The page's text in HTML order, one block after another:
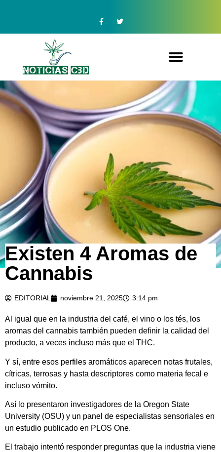
Existen 4 Aromas de
Cannabis
EDITORIAL noviembre 21, 2025 3:14 pm
Al igual que en la industria del café, el vino o los tés, los
aromas del cannabis también pueden definir la calidad del
producto, a veces incluso más que el THC.
Y sí, entre esos perfiles aromáticos aparecen notas frutales,
cítricas, terrosas y hasta descriptores como materia fecal e
incluso vómito.
Así lo presentaron investigadores de la Oregon State
University (OSU) y un panel de especialistas sensoriales en
un estudio publicado en PLOS One.
El trabajo intentó responder preguntas que la industria viene